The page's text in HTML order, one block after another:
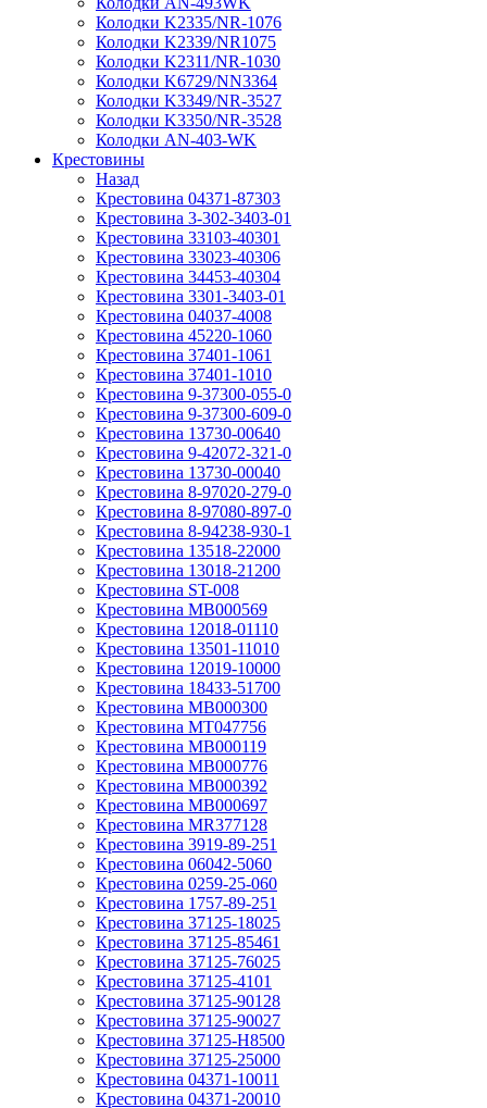
Колодки K2335/NR-1076
Колодки K2339/NR1075
Колодки K2311/NR-1030
Колодки K6729/NN3364
Колодки K3349/NR-3527
Колодки K3350/NR-3528
Колодки AN-403-WK
Крестовины
Назад
Крестовина 04371-87303
Крестовина 3-302-3403-01
Крестовина 33103-40301
Крестовина 33023-40306
Крестовина 34453-40304
Крестовина 3301-3403-01
Крестовина 04037-4008
Крестовина 45220-1060
Крестовина 37401-1061
Крестовина 37401-1010
Крестовина 9-37300-055-0
Крестовина 9-37300-609-0
Крестовина 13730-00640
Крестовина 9-42072-321-0
Крестовина 13730-00040
Крестовина 8-97020-279-0
Крестовина 8-97080-897-0
Крестовина 8-94238-930-1
Крестовина 13518-22000
Крестовина 13018-21200
Крестовина ST-008
Крестовина MB000569
Крестовина 12018-01110
Крестовина 13501-11010
Крестовина 12019-10000
Крестовина 18433-51700
Крестовина MB000300
Крестовина MT047756
Крестовина MB000119
Крестовина MB000776
Крестовина MB000392
Крестовина MB000697
Крестовина MR377128
Крестовина 3919-89-251
Крестовина 06042-5060
Крестовина 0259-25-060
Крестовина 1757-89-251
Крестовина 37125-18025
Крестовина 37125-85461
Крестовина 37125-76025
Крестовина 37125-4101
Крестовина 37125-90128
Крестовина 37125-90027
Крестовина 37125-H8500
Крестовина 37125-25000
Крестовина 04371-10011
Крестовина 04371-20010